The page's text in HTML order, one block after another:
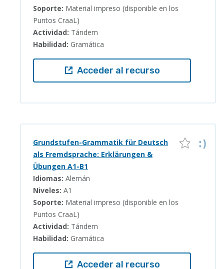
Soporte: Material impreso (disponible en los
Puntos CraaL)
Actividad: Tándem
Habilidad: Gramática
Acceder al recurso
Grundstufen-Grammatik für Deutsch
als Fremdsprache: Erklärungen &
Übungen A1-B1
Idiomas: Alemán
Niveles: A1
Soporte: Material impreso (disponible en los
Puntos CraaL)
Actividad: Tándem
Habilidad: Gramática
Acceder al recurso